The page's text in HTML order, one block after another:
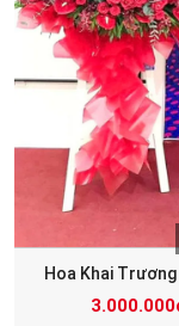
Hoa Khai Trương